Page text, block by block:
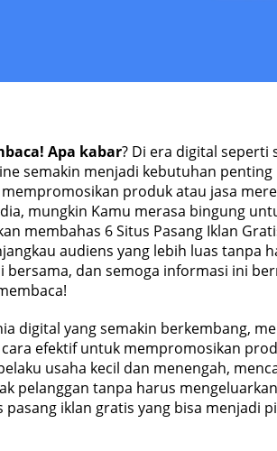
Apa kabar? Di era digital seperti
semakin menjadi kebutuhan
produk atau jasa
mungkin Kamu merasa bingung
membahas 6 Situs Pasang Iklan
audiens yang lebih luas tanpa
bersama, dan semoga informasi ini
digital yang semakin berkembang,
efektif untuk mempromosikan
usaha kecil dan menengah,
pelanggan tanpa harus
pasang iklan gratis yang bisa menjadi